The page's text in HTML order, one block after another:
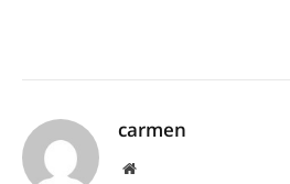
carmen
Website